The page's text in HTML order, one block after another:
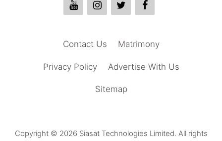
Matrimony
Contact Us
Advertise With Us
Privacy Policy
Sitemap
Copyright © 2026 Siasat Technologies Limited. All rights